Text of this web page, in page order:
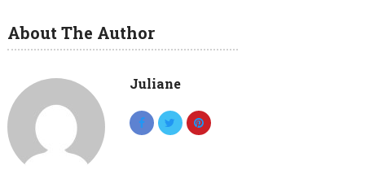
About The Author
Juliane